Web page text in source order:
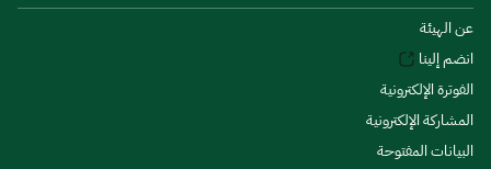
عن الهيئة
انضم إلينا
الفوترة الإلكترونية
المشاركة الإلكترونية
البيانات المفتوحة